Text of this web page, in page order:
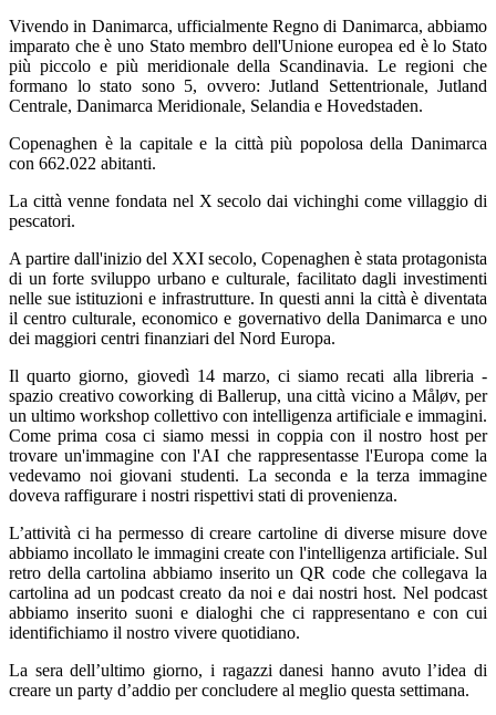
Vivendo in Danimarca, ufficialmente Regno di Danimarca, abbiamo
imparato che è uno Stato membro dell'Unione europea ed è lo Stato
più piccolo e più meridionale della Scandinavia. Le regioni che
formano lo stato sono 5, ovvero: Jutland Settentrionale, Jutland
Centrale, Danimarca Meridionale, Selandia e Hovedstaden.
Copenaghen è la capitale e la città più popolosa della Danimarca
con 662.022 abitanti.
La città venne fondata nel X secolo dai vichinghi come villaggio di
pescatori.
A partire dall'inizio del XXI secolo, Copenaghen è stata protagonista
di un forte sviluppo urbano e culturale, facilitato dagli investimenti
nelle sue istituzioni e infrastrutture. In questi anni la città è diventata
il centro culturale, economico e governativo della Danimarca e uno
dei maggiori centri finanziari del Nord Europa.
Il quarto giorno, giovedì 14 marzo, ci siamo recati alla libreria -
spazio creativo coworking di Ballerup, una città vicino a Måløv, per
un ultimo workshop collettivo con intelligenza artificiale e immagini.
Come prima cosa ci siamo messi in coppia con il nostro host per
trovare un'immagine con l'AI che rappresentasse l'Europa come la
vedevamo noi giovani studenti. La seconda e la terza immagine
doveva raffigurare i nostri rispettivi stati di provenienza.
L’attività ci ha permesso di creare cartoline di diverse misure dove
abbiamo incollato le immagini create con l'intelligenza artificiale. Sul
retro della cartolina abbiamo inserito un QR code che collegava la
cartolina ad un podcast creato da noi e dai nostri host. Nel podcast
abbiamo inserito suoni e dialoghi che ci rappresentano e con cui
identifichiamo il nostro vivere quotidiano.
La sera dell’ultimo giorno, i ragazzi danesi hanno avuto l’idea di
creare un party d’addio per concludere al meglio questa settimana.